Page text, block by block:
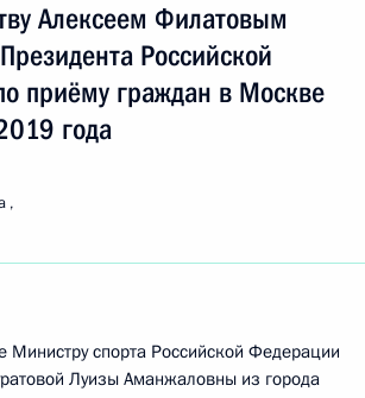
Алексеем Филатовым
Российской
приёму граждан в Москве
года
Министру спорта Российской Федерации
Луизы Аманжаловны из города